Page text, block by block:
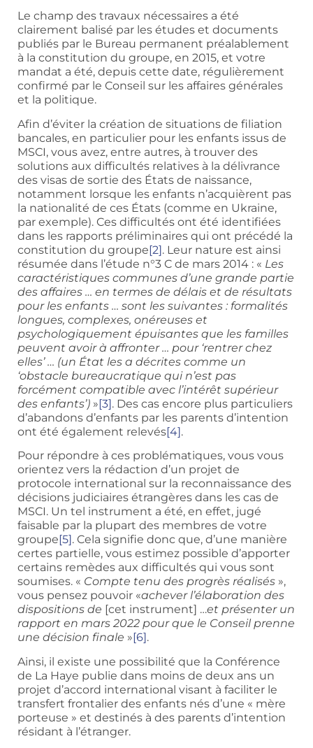
Le champ des travaux nécessaires a été
clairement balisé par les études et documents
publiés par le Bureau permanent préalablement
à la constitution du groupe, en 2015, et votre
mandat a été, depuis cette date, régulièrement
confirmé par le Conseil sur les affaires générales
et la politique.
Afin d’éviter la création de situations de filiation
bancales, en particulier pour les enfants issus de
MSCI, vous avez, entre autres, à trouver des
solutions aux difficultés relatives à la délivrance
des visas de sortie des États de naissance,
notamment lorsque les enfants n’acquièrent pas
la nationalité de ces États (comme en Ukraine,
par exemple). Ces difficultés ont été identifiées
dans les rapports préliminaires qui ont précédé la
constitution du groupe[2]. Leur nature est ainsi
résumée dans l’étude n°3 C de mars 2014 : « Les
caractéristiques communes d’une grande partie
des affaires … en termes de délais et de résultats
pour les enfants … sont les suivantes : formalités
longues, complexes, onéreuses et
psychologiquement épuisantes que les familles
peuvent avoir à affronter … pour ‘rentrer chez
elles’ … (un État les a décrites comme un
‘obstacle bureaucratique qui n’est pas
forcément compatible avec l’intérêt supérieur
des enfants’) »[3]. Des cas encore plus particuliers
d’abandons d’enfants par les parents d’intention
ont été également relevés[4].
Pour répondre à ces problématiques, vous vous
orientez vers la rédaction d’un projet de
protocole international sur la reconnaissance des
décisions judiciaires étrangères dans les cas de
MSCI. Un tel instrument a été, en effet, jugé
faisable par la plupart des membres de votre
groupe [5] . Cela signifie donc que, d’une manière
certes partielle, vous estimez possible d’apporter
certains remèdes aux difficultés qui vous sont
soumises. « Compte tenu des progrès réalisés »,
vous pensez pouvoir «achever l’élaboration des
dispositions de [cet instrument] …et présenter un
rapport en mars 2022 pour que le Conseil prenne
une décision finale » [6] .
Ainsi, il existe une possibilité que la Conférence
de La Haye publie dans moins de deux ans un
projet d’accord international visant à faciliter le
transfert frontalier des enfants nés d’une « mère
porteuse » et destinés à des parents d’intention
résidant à l’étranger.